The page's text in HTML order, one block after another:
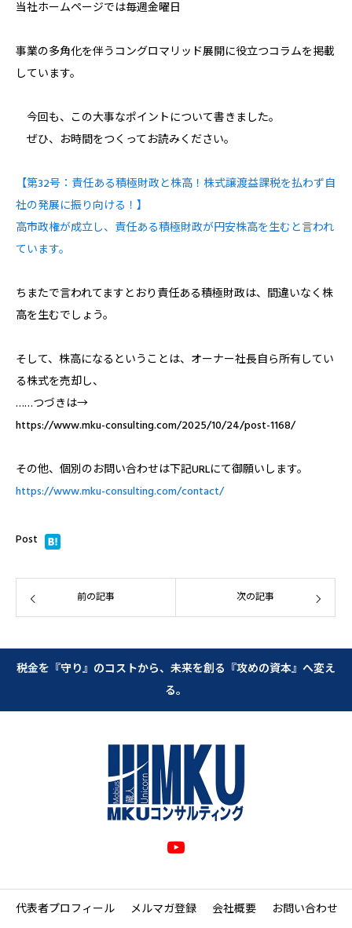
当社ホームページでは毎週金曜日
事業の多角化を伴うコングロマリッド展開に役立つコラムを掲載
しています。
今回も、この大事なポイントについて書きました。
ぜひ、お時間をつくってお読みください。
【第32号：責任ある積極財政と株高！株式譲渡益課税を払わず自
社の発展に振り向ける！】
高市政権が成立し、責任ある積極財政が円安株高を生むと言われ
ています。
ちまたで言われてますとおり責任ある積極財政は、間違いなく株
高を生むでしょう。
そして、株高になるということは、オーナー社長自ら所有してい
る株式を売却し、
……つづきは→
https://www.mku-consulting.com/2025/10/24/post-1168/
その他、個別のお問い合わせは下記URLにて御願いします。
https://www.mku-consulting.com/contact/
Post
前の記事 次の記事
税金を『守り』のコストから、未来を創る『攻めの資本』へ変え
る。
代表者プロフィール メルマガ登録 会社概要 お問い合わせ